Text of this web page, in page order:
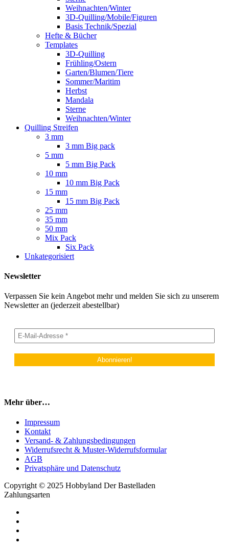
Weihnachten/Winter
3D-Quilling/Mobile/Figuren
Basis Technik/Spezial
Hefte & Bücher
Templates
3D-Quilling
Frühling/Ostern
Garten/Blumen/Tiere
Sommer/Maritim
Herbst
Mandala
Sterne
Weihnachten/Winter
Quilling Streifen
3 mm
3 mm Big pack
5 mm
5 mm Big Pack
10 mm
10 mm Big Pack
15 mm
15 mm Big Pack
25 mm
35 mm
50 mm
Mix Pack
Six Pack
Unkategorisiert
Newsletter
Verpassen Sie kein Angebot mehr und melden Sie sich zu unserem
Newsletter an (jederzeit abestellbar)
Mehr über…
Impressum
Kontakt
Versand- & Zahlungsbedingungen
Widerrufsrecht & Muster-Widerrufsformular
AGB
Privatsphäre und Datenschutz
Copyright © 2025 Hobbyland Der Bastelladen
Zahlungsarten